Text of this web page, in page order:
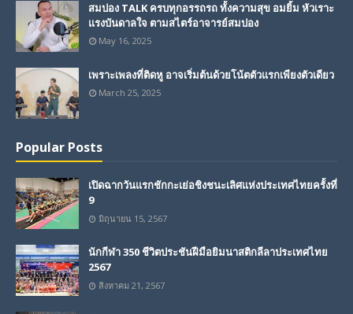
สมปอง TALK ครบทุกอรรถรถ ทั้งความสุข อมยิ้ม หัวเราะ
แรงบันดาลใจ ตามสไตร์อาจารย์สมปอง
May 16, 2025
เพราะเพลงที่ติดหู อาจเริ่มต้นด้วยโน้ตตัวแรกเพียงตัวเดียว
March 25, 2025
Popular Posts
เปิดฉากวันแรกชักกะเย่อชิงชนะเลิศแห่งประเทศไทยครั้งที่
9
มิถุนายน 15, 2567
นักกีฬา 350 ชีวิตประชันฝีมือยิมนาสติกลีลาประเทศไทย
2567
สิงหาคม 21, 2567